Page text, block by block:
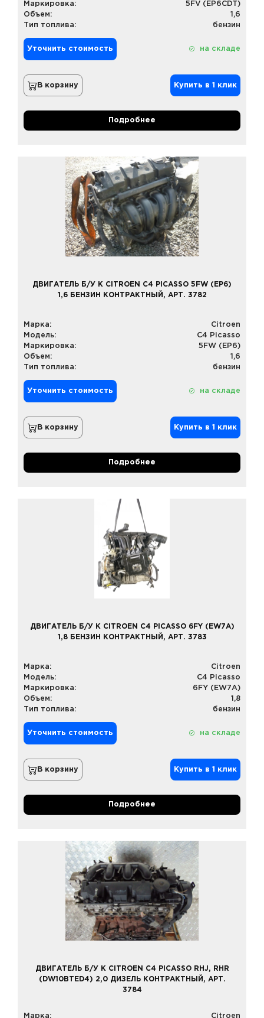
Маркировка:
5FV (EP6CDT)
Объем:
1,6
Тип топлива:
бензин
Уточнить стоимость на складе
В корзину Купить в 1 клик
Подробнее
ДВИГАТЕЛЬ Б/У К CITROEN C4 PICASSO 5FW (EP6)
1,6 БЕНЗИН КОНТРАКТНЫЙ, АРТ. 3782
Марка:
Citroen
Модель:
C4 Picasso
Маркировка:
5FW (EP6)
Объем:
1,6
Тип топлива:
бензин
Уточнить стоимость на складе
В корзину Купить в 1 клик
Подробнее
ДВИГАТЕЛЬ Б/У К CITROEN C4 PICASSO 6FY (EW7A)
1,8 БЕНЗИН КОНТРАКТНЫЙ, АРТ. 3783
Марка:
Citroen
Модель:
C4 Picasso
Маркировка:
6FY (EW7A)
Объем:
1,8
Тип топлива:
бензин
Уточнить стоимость на складе
В корзину Купить в 1 клик
Подробнее
ДВИГАТЕЛЬ Б/У К CITROEN C4 PICASSO RHJ, RHR
(DW10BTED4) 2,0 ДИЗЕЛЬ КОНТРАКТНЫЙ, АРТ.
3784
Марка: Citroen